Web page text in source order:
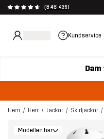
(846 439)
Kundservice
Dam
Hem Herr Jackor Skidjackor
Modellen har